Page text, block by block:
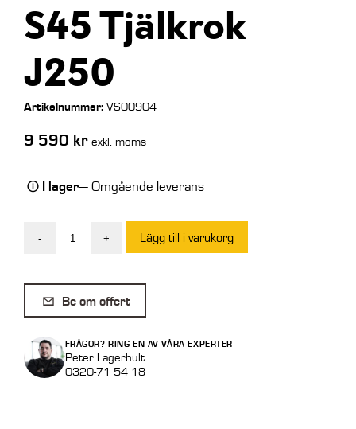
S45 Tjälkrok
J250
Artikelnummer:VS00904
9 590 kr exkl. moms
I lager— Omgående leverans
-
J250
mängd
+ Lägg till i varukorg
Be om offert
FRÅGOR? RING EN AV VÅRA EXPERTER
Peter Lagerhult
0320-71 54 18